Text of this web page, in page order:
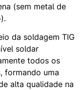
(sem metal de
da soldagem TIG
soldar
todos os
formando uma
alta qualidade na